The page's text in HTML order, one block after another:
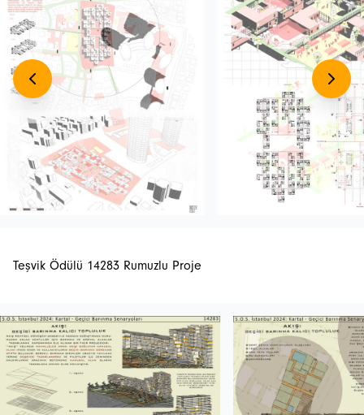
Teşvik Ödülü 14283 Rumuzlu Proje